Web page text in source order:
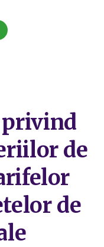
privind
de
de